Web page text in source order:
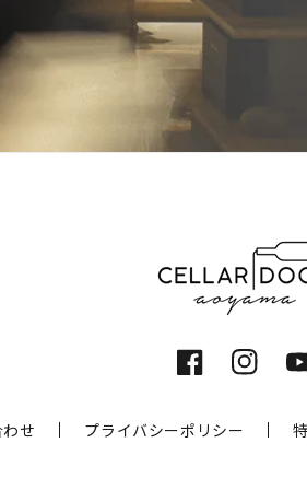
Facebook
せ プライバシーポリシー